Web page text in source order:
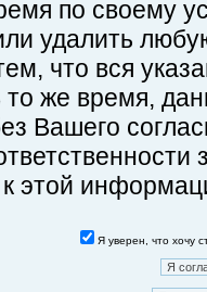
по своему
удалить
что вся
же время,
Вашего
к этой
Я уверен, что хочу